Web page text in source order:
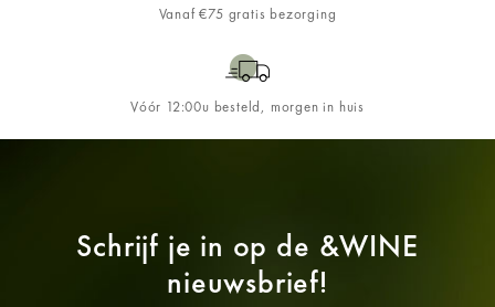
Vanaf €75 gratis bezorging
Vóór 12:00u besteld, morgen in huis
Schrijf je in op de &WINE
nieuwsbrief!